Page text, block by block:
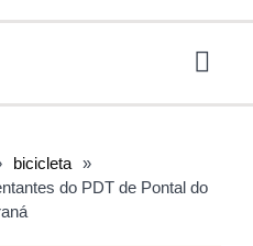
bicicleta »
do PDT de Pontal do